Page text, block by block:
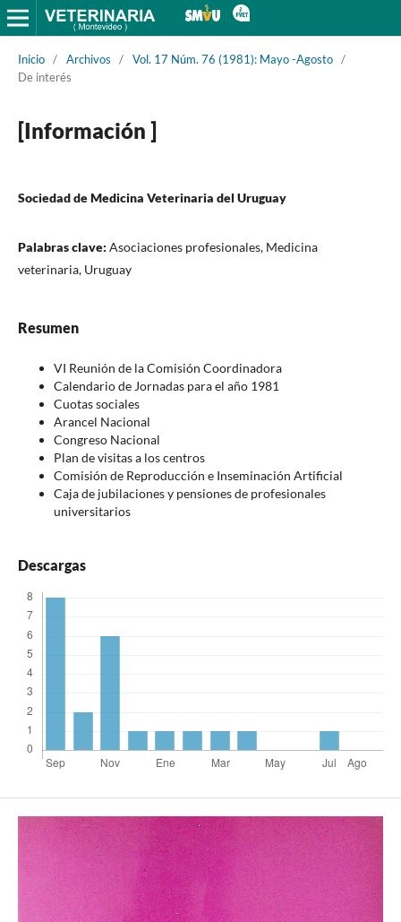
Inicio / Archivos / Vol. 17 Núm. 76 (1981): Mayo -Agosto /
De interés
[Información ]
Sociedad de Medicina Veterinaria del Uruguay
Palabras clave: Asociaciones profesionales, Medicina
veterinaria, Uruguay
Resumen
VI Reunión de la Comisión Coordinadora
Calendario de Jornadas para el año 1981
Cuotas sociales
Arancel Nacional
Congreso Nacional
Plan de visitas a los centros
Comisión de Reproducción e Inseminación Artificial
Caja de jubilaciones y pensiones de profesionales
universitarios
Descargas